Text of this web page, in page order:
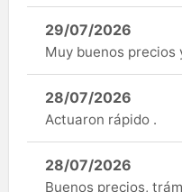
29/07/2026
Muy buenos precios
28/07/2026
Actuaron rápido .
28/07/2026
Buenos precios,